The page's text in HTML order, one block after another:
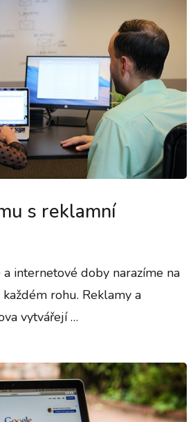
s reklamní
internetové doby narazíme na
rohu. Reklamy a
vytvářejí …